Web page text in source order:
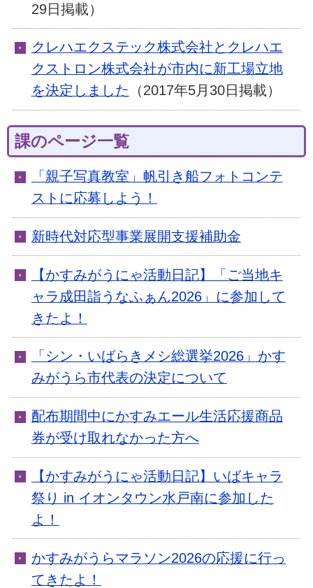
29日掲載）
クレハエクステック株式会社とクレハエ
クストロン株式会社が市内に新工場立地
を決定しました （2017年5月30日掲載）
課のページ一覧
「親子写真教室」帆引き船フォトコンテ
ストに応募しよう！
新時代対応型事業展開支援補助金
【かすみがうにゃ活動日記】「ご当地キ
ャラ成田詣うなふぁん2026」に参加して
きたよ！
「シン・いばらきメシ総選挙2026」かす
みがうら市代表の決定について
配布期間中にかすみエール生活応援商品
券が受け取れなかった方へ
【かすみがうにゃ活動日記】いばキャラ
祭り in イオンタウン水戸南に参加した
よ！
かすみがうらマラソン2026の応援に行っ
てきたよ！